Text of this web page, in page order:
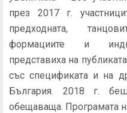
през 2017 г.
предходната,
формациите и
представиха на
със спецификата и на
България. 2018 г.
обещаваща. Програмата